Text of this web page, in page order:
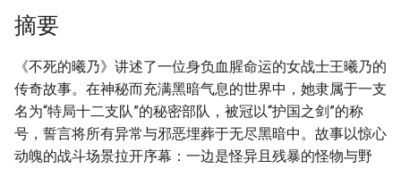
摘要
《不死的曦乃》讲述了一位身负血腥命运的女战士王曦乃的
传奇故事。在神秘而充满黑暗气息的世界中，她隶属于一支
名为“特局十二支队”的秘密部队，被冠以“护国之剑”的称
号，誓言将所有异常与邪恶埋葬于无尽黑暗中。故事以惊心
动魄的战斗场景拉开序幕：一边是怪异且残暴的怪物与野